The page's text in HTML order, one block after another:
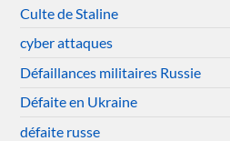
Culte de Staline
cyber attaques
Défaillances militaires Russie
Défaite en Ukraine
défaite russe